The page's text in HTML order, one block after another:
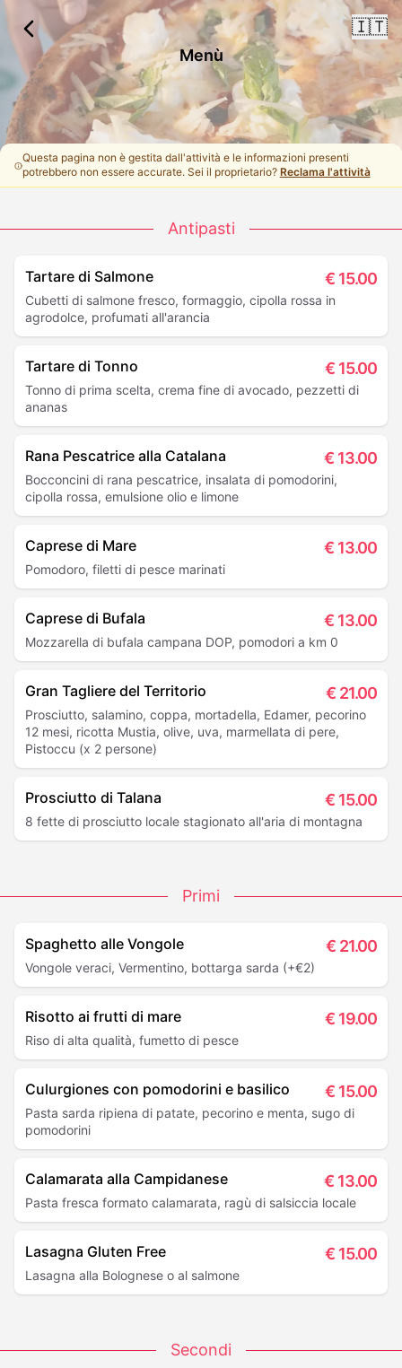
🇮🇹
Menù
Questa pagina non è gestita dall'attività e le informazioni presenti
potrebbero non essere accurate. Sei il proprietario? Reclama l'attività
Antipasti
Tartare di Salmone € 15.00
Cubetti di salmone fresco, formaggio, cipolla rossa in
agrodolce, profumati all'arancia
Tartare di Tonno € 15.00
Tonno di prima scelta, crema fine di avocado, pezzetti di
ananas
Rana Pescatrice alla Catalana € 13.00
Bocconcini di rana pescatrice, insalata di pomodorini,
cipolla rossa, emulsione olio e limone
Caprese di Mare € 13.00
Pomodoro, filetti di pesce marinati
Caprese di Bufala € 13.00
Mozzarella di bufala campana DOP, pomodori a km 0
Gran Tagliere del Territorio € 21.00
Prosciutto, salamino, coppa, mortadella, Edamer, pecorino
12 mesi, ricotta Mustia, olive, uva, marmellata di pere,
Pistoccu (x 2 persone)
Prosciutto di Talana € 15.00
8 fette di prosciutto locale stagionato all'aria di montagna
Primi
Spaghetto alle Vongole € 21.00
Vongole veraci, Vermentino, bottarga sarda (+€2)
Risotto ai frutti di mare € 19.00
Riso di alta qualità, fumetto di pesce
Culurgiones con pomodorini e basilico € 15.00
Pasta sarda ripiena di patate, pecorino e menta, sugo di
pomodorini
Calamarata alla Campidanese € 13.00
Pasta fresca formato calamarata, ragù di salsiccia locale
Lasagna Gluten Free € 15.00
Lasagna alla Bolognese o al salmone
Secondi